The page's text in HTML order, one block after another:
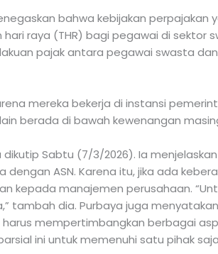
bahwa kebijakan perpajakan
raya (THR) bagi pegawai di sektor
pajak antara pegawai swasta
mereka bekerja di instansi
berada di bawah kewenangan
Sabtu (7/3/2026). Ia
ASN. Karena itu, jika ada
manajemen perusahaan.
tambah dia. Purbaya juga
mempertimbangkan berbagai
ini untuk memenuhi satu pihak